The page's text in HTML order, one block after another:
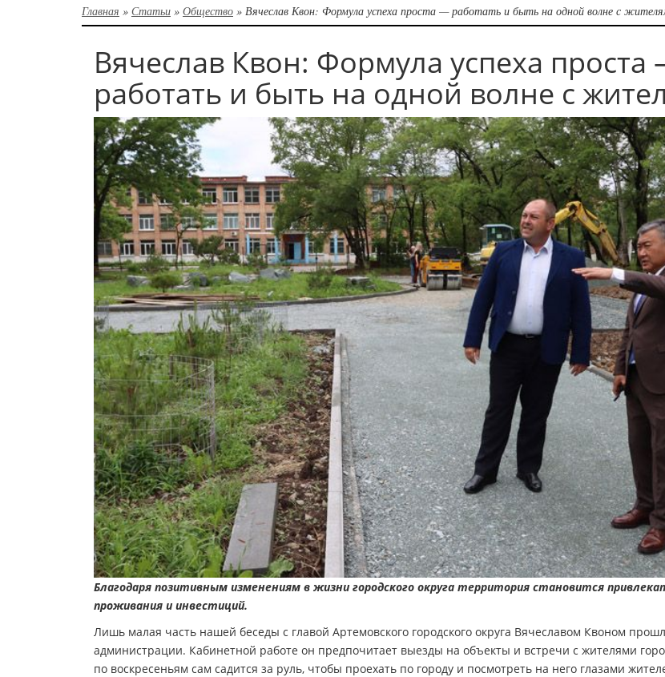
Главная » Статьи » Общество » Вячеслав Квон: Формула успеха проста — работать и быть на одной волне с
Вячеслав Квон: Формула успеха проста
работать и быть на одной волне с
Благодаря позитивным изменениям в жизни городского округа территория становится
проживания и инвестиций.
Лишь малая часть нашей беседы с главой Артемовского городского округа Вячеславом Квоном
администрации. Кабинетной работе он предпочитает выезды на объекты и встречи с жителями
по воскресеньям сам садится за руль, чтобы проехать по городу и посмотреть на него глазами